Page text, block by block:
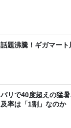
話題沸騰！ギガマート
パリで40度超えの猛
及率は「1割」なのか